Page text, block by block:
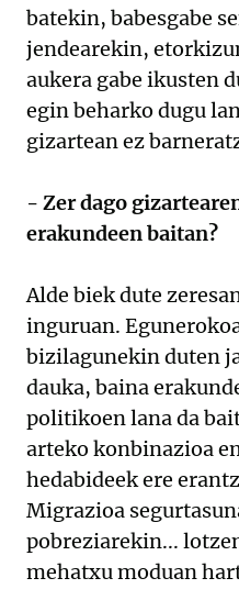
batekin, babesgabe
jendearekin,
aukera gabe ikusten
egin beharko dugu
gizartean ez
- Zer dago
erakundeen baitan?
Alde biek dute
inguruan.
bizilagunekin duten
dauka, baina
politikoen lana da
arteko konbinazioa
hedabideek ere
Migrazioa
pobreziarekin...
mehatxu moduan